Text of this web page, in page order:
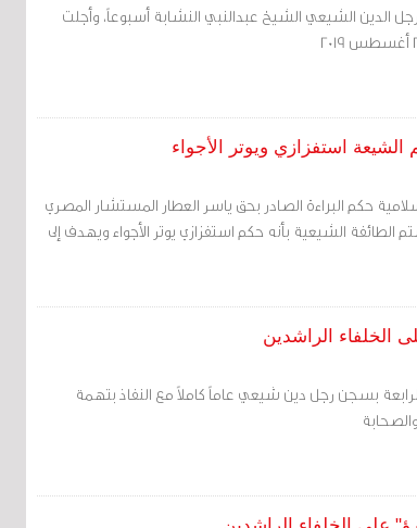
الدين الشيعي الشيخ عبدالنبي النشابة أسبوعاً، وأجلت
استفزازي ويوتر الأجواء
حكم البراءة الصادر بحق ياسر العطار المستشار المصري
الشيعية بأنه حكم استفزازي يوتر الأجواء ويهدف إلى
الخلفاء الراشدين
بسجن رجل دين شيعي عاماً كاملاً مع النفاذ بتهمة